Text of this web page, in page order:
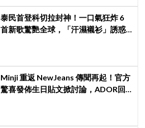
泰民首登科切拉封神！一口氣狂炸 6
首新歌驚艷全球，「汗濕襯衫」誘惑
Minji 重返 NewJeans 傳聞再起！官方
驚喜發佈生日貼文掀討論，ADOR回